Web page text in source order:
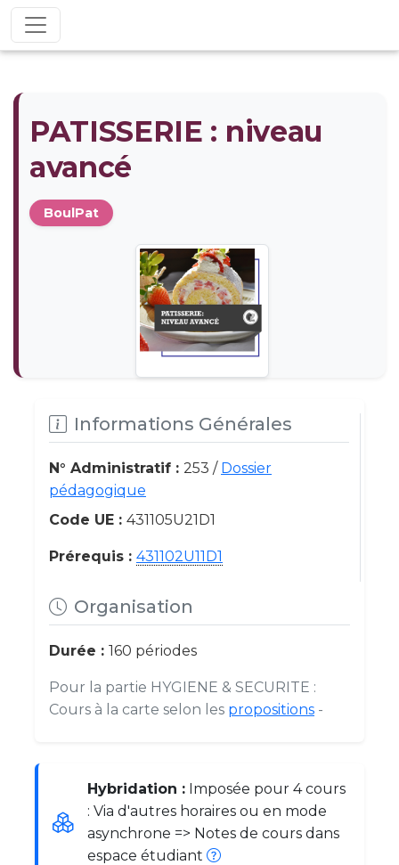
PATISSERIE : niveau
avancé
BoulPat
Informations Générales
N° Administratif : 253 / Dossier
pédagogique
Code UE : 431105U21D1
Prérequis : 431102U11D1
Organisation
Durée : 160 périodes
Pour la partie HYGIENE & SECURITE :
Cours à la carte selon les propositions -
Hybridation : Imposée pour 4 cours
: Via d'autres horaires ou en mode
asynchrone => Notes de cours dans
espace étudiant